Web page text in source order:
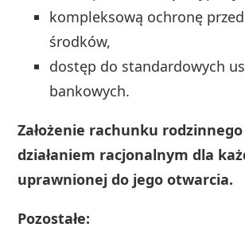
kompleksową ochronę
środków,
dostęp do standardowych
bankowych.
Założenie rachunku
działaniem racjonalnym dla
uprawnionej do jego otwarcia.
Pozostałe: